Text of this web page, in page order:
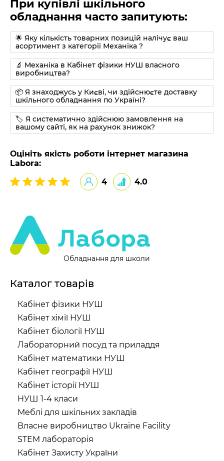
При купівлі шкільного
обладнання часто запитують:
🌟 Яку кількість товарних позицій налічує ваш
асортимент з категорії Механіка ?
🔬 Механіка в Кабінет фізики НУШ власного
виробництва?
📦 Я знаходжусь у Києві, чи здійснюєте доставку
шкільного обладнання по Україні?
🏷 Я систематично здійснюю замовлення на
вашому сайті, як на рахунок знижок?
Оцініть якість роботи інтернет магазина
Labora:
4
4.0
Обладнання для школи
Каталог товарів
Кабінет фізики НУШ
Кабінет хімії НУШ
Кабінет біології НУШ
Лабораторний посуд та приладдя
Кабінет математики НУШ
Кабінет географії НУШ
Кабінет історії НУШ
НУШ 1-4 класи
Меблі для шкільних закладів
Власне виробництво Ukraine Facility
STEM лабораторія
Кабінет Захисту України